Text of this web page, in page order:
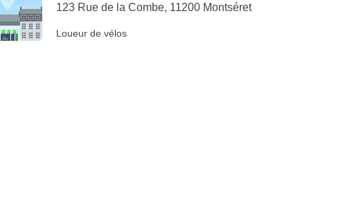
123 Rue de la Combe, 11200 Montséret
Loueur de vélos